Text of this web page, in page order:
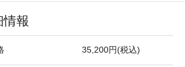
報
35,200円(税込)